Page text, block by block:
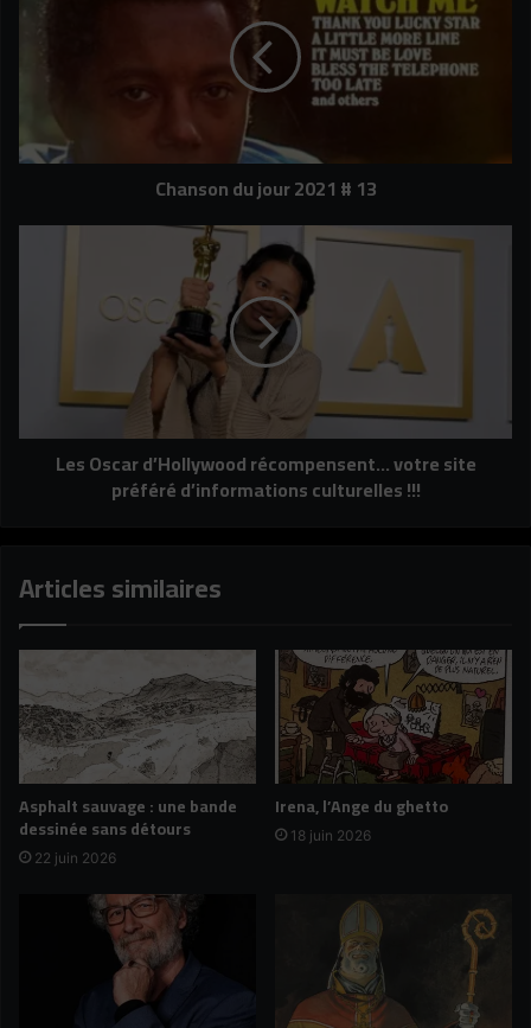
jour
Chanson du jour 2021 # 13
d’informations
culturelles
Les Oscar d’Hollywood récompensent… votre site
préféré d’informations culturelles !!!
Articles similaires
Asphalt sauvage : une bande
dessinée sans détours
22 juin 2026
Irena, l’Ange du ghetto
18 juin 2026